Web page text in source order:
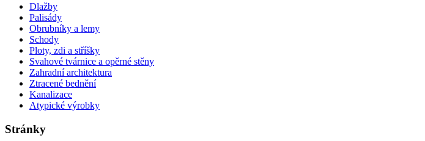
Dlažby
Palisády
Obrubníky a lemy
Schody
Ploty, zdi a stříšky
Svahové tvárnice a opěrné stěny
Zahradní architektura
Ztracené bednění
Kanalizace
Atypické výrobky
Stránky